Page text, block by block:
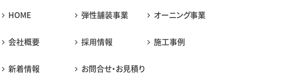
HOME 弾性舗装事業 オーニング事業
会社概要 採用情報 施工事例
新着情報 お問合せ・お見積り